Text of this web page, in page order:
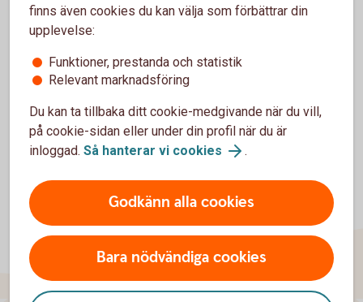
Råd och tips
Pris
finns även cookies du kan välja som förbättrar din
upplevelse:
Funktioner, prestanda och statistik
Relevant marknadsföring
Du kan ta tillbaka ditt cookie-medgivande när du vill,
på cookie-sidan eller under din profil när du är
inloggad. Så hanterar vi cookies .
Godkänn alla cookies
Bara nödvändiga cookies